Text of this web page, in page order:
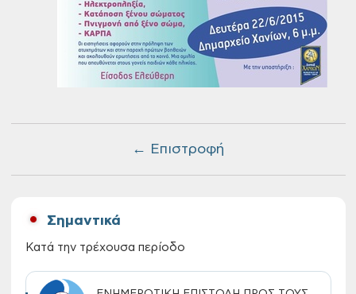
← Επιστροφή
Σημαντικά
Κατά την τρέχουσα περίοδο